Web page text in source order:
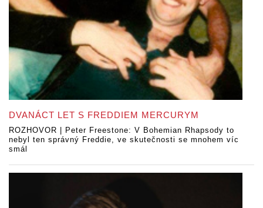
DVANÁCT LET S FREDDIEM MERCURYM
ROZHOVOR | Peter Freestone: V Bohemian Rhapsody to
nebyl ten správný Freddie, ve skutečnosti se mnohem víc
smál